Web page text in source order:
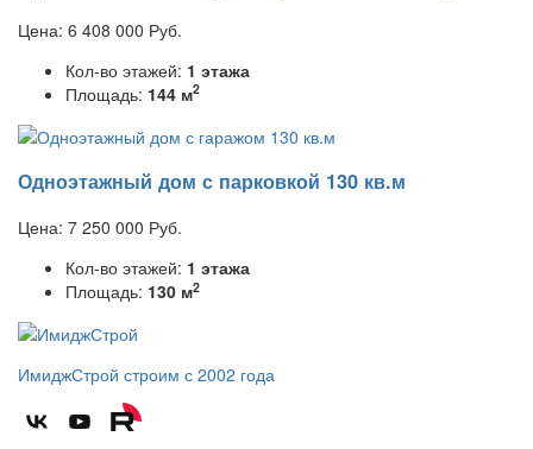
Цена: 6 408 000 Руб.
Кол-во этажей: 1 этажа
Площадь: 144 м2
Одноэтажный дом с парковкой 130 кв.м
Цена: 7 250 000 Руб.
Кол-во этажей: 1 этажа
Площадь: 130 м2
ИмиджСтрой строим с 2002 года